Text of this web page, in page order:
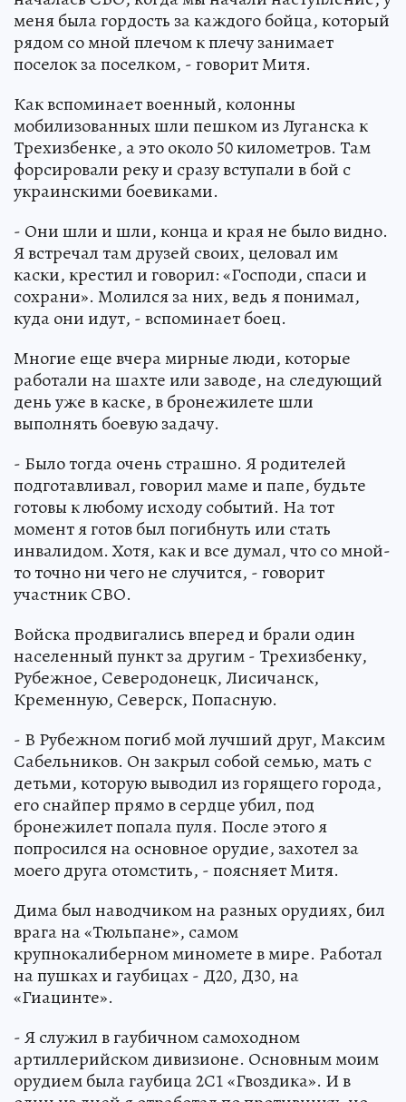
меня была гордость за каждого бойца, который
рядом со мной плечом к плечу занимает
поселок за поселком, - говорит Митя.
Как вспоминает военный, колонны
мобилизованных шли пешком из Луганска к
Трехизбенке, а это около 50 километров. Там
форсировали реку и сразу вступали в бой с
украинскими боевиками.
- Они шли и шли, конца и края не было видно.
Я встречал там друзей своих, целовал им
каски, крестил и говорил: «Господи, спаси и
сохрани». Молился за них, ведь я понимал,
куда они идут, - вспоминает боец.
Многие еще вчера мирные люди, которые
работали на шахте или заводе, на следующий
день уже в каске, в бронежилете шли
выполнять боевую задачу.
- Было тогда очень страшно. Я родителей
подготавливал, говорил маме и папе, будьте
готовы к любому исходу событий. На тот
момент я готов был погибнуть или стать
инвалидом. Хотя, как и все думал, что со мной-
то точно ни чего не случится, - говорит
участник СВО.
Войска продвигались вперед и брали один
населенный пункт за другим - Трехизбенку,
Рубежное, Северодонецк, Лисичанск,
Кременную, Северск, Попасную.
- В Рубежном погиб мой лучший друг, Максим
Сабельников. Он закрыл собой семью, мать с
детьми, которую выводил из горящего города,
его снайпер прямо в сердце убил, под
бронежилет попала пуля. После этого я
попросился на основное орудие, захотел за
моего друга отомстить, - поясняет Митя.
Дима был наводчиком на разных орудиях, бил
врага на «Тюльпане», самом
крупнокалиберном миномете в мире. Работал
на пушках и гаубицах - Д20, Д30, на
«Гиацинте».
- Я служил в гаубичном самоходном
артиллерийском дивизионе. Основным моим
орудием была гаубица 2С1 «Гвоздика». И в